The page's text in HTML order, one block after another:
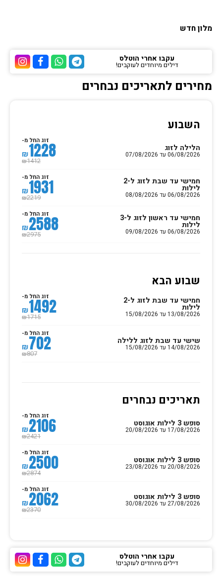
מלון חדש
ערוץ ערוץ
ערוץ הוואטסאפ של
ערוץ הטלגרם של הוטלס
עקבו אחרי הוטלס
דילים מיוחדים לעוקבים!
מחירים לתאריכים נבחרים
השבוע
הלילה לזוג
06/08/2026 עד 07/08/2026
זוג החל מ-
₪1228
₪1412
חמישי עד שבת לזוג ל-2
לילות
06/08/2026 עד 08/08/2026
זוג החל מ-
₪1931
₪2219
חמישי עד ראשון לזוג ל-3
לילות
06/08/2026 עד 09/08/2026
זוג החל מ-
₪2588
₪2975
שבוע הבא
חמישי עד שבת לזוג ל-2
לילות
13/08/2026 עד 15/08/2026
זוג החל מ-
₪1492
₪1715
שישי עד שבת לזוג ללילה
14/08/2026 עד 15/08/2026
זוג החל מ-
₪702
₪807
תאריכים נבחרים
סופש 3 לילות אוגוסט
17/08/2026 עד 20/08/2026
זוג החל מ-
₪2106
₪2421
סופש 3 לילות אוגוסט
20/08/2026 עד 23/08/2026
זוג החל מ-
₪2500
₪2874
סופש 3 לילות אוגוסט
27/08/2026 עד 30/08/2026
זוג החל מ-
₪2062
₪2370
ערוץ ערוץ
ערוץ הוואטסאפ של
ערוץ הטלגרם של הוטלס
עקבו אחרי הוטלס
דילים מיוחדים לעוקבים!